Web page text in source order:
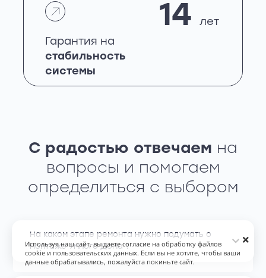
Гарантия на
стабильность
системы
14 лет
С радостью отвечаем на
вопросы и помогаем
определиться с выбором
На каком этапе ремонта нужно подумать о
монтаже Умного Дома ?
Используя наш сайт, вы даете согласие на обработку файлов
cookie и пользовательских данных. Если вы не хотите, чтобы ваши
данные обрабатывались, пожалуйста покиньте сайт.